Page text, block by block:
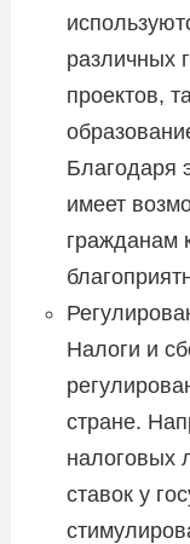
различных
проектов,
Благодаря
имеет
гражданам
Налоги и
стране.
налоговых
ставок у